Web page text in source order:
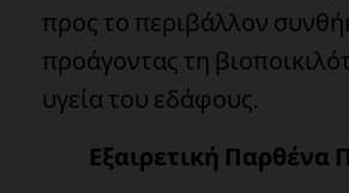
προς το περιβάλλον
προάγοντας τη
υγεία του εδάφους.
Εξαιρετική Παρθένα